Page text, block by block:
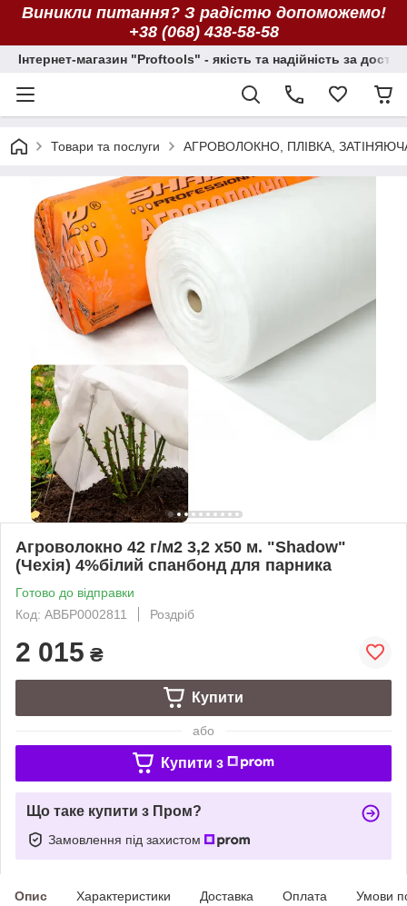
Виникли питання? З радістю допоможемо!
+38 (068) 438-58-58
Інтернет-магазин "Proftools" - якість та надійність за
Товари та послуги АГРОВОЛОКНО, ПЛІВКА,
Агроволокно 42 г/м2 3,2 х50 м. "Shadow"
(Чехія) 4%білий спанбонд для парника
Готово до відправки
Код: АВБР0002811
Роздріб
2 015 ₴
Купити
або
Купити з
Що таке купити з Пром?
Замовлення під захистом
Опис Характеристики Доставка Оплата Умови